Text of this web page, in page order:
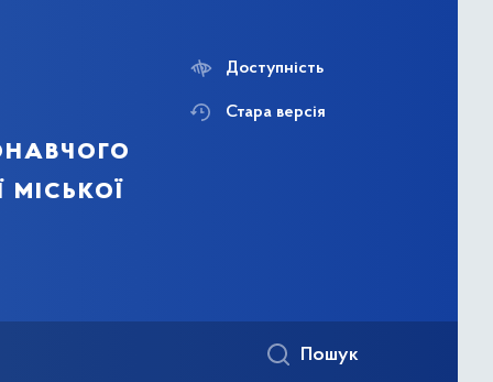
міської
Доступність
Стара версія
Пошук